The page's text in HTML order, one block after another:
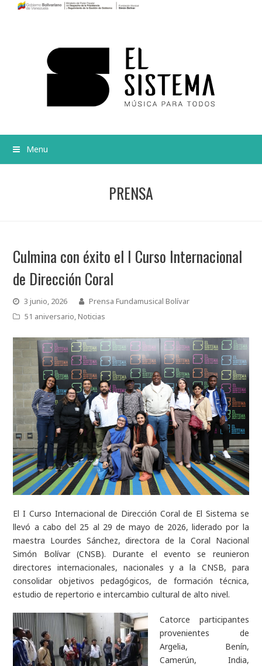
Menu
PRENSA
Culmina con éxito el I Curso Internacional
de Dirección Coral
3 junio, 2026
Prensa Fundamusical Bolívar
51 aniversario,Noticias
El I Curso Internacional de Dirección Coral de El Sistema se
llevó a cabo del 25 al 29 de mayo de 2026, liderado por la
maestra Lourdes Sánchez, directora de la Coral Nacional
Simón Bolívar (CNSB). Durante el evento se reunieron
directores internacionales, nacionales y a la CNSB, para
consolidar objetivos pedagógicos, de formación técnica,
estudio de repertorio e intercambio cultural de alto nivel.
Catorce participantes
provenientes de
Argelia, Benín,
Camerún, India,